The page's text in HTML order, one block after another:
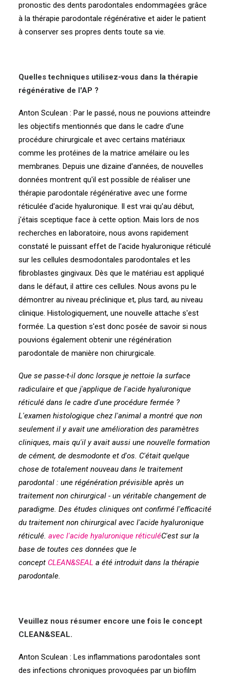
pronostic des dents parodontales endommagées grâce
à la thérapie parodontale régénérative et aider le patient
à conserver ses propres dents toute sa vie.
Quelles techniques utilisez-vous dans la thérapie
régénérative de l'AP ?
Anton Sculean : Par le passé, nous ne pouvions atteindre
les objectifs mentionnés que dans le cadre d'une
procédure chirurgicale et avec certains matériaux
comme les protéines de la matrice amélaire ou les
membranes. Depuis une dizaine d'années, de nouvelles
données montrent qu'il est possible de réaliser une
thérapie parodontale régénérative avec une forme
réticulée d'acide hyaluronique. Il est vrai qu'au début,
j'étais sceptique face à cette option. Mais lors de nos
recherches en laboratoire, nous avons rapidement
constaté le puissant effet de l'acide hyaluronique réticulé
sur les cellules desmodontales parodontales et les
fibroblastes gingivaux. Dès que le matériau est appliqué
dans le défaut, il attire ces cellules. Nous avons pu le
démontrer au niveau préclinique et, plus tard, au niveau
clinique. Histologiquement, une nouvelle attache s'est
formée. La question s'est donc posée de savoir si nous
pouvions également obtenir une régénération
parodontale de manière non chirurgicale.
Que se passe-t-il donc lorsque je nettoie la surface
radiculaire et que j'applique de l'acide hyaluronique
réticulé dans le cadre d'une procédure fermée ?
L'examen histologique chez l'animal a montré que non
seulement il y avait une amélioration des paramètres
cliniques, mais qu'il y avait aussi une nouvelle formation
de cément, de desmodonte et d'os. C'était quelque
chose de totalement nouveau dans le traitement
parodontal : une régénération prévisible après un
traitement non chirurgical - un véritable changement de
paradigme. Des études cliniques ont confirmé l'efficacité
du traitement non chirurgical avec l'acide hyaluronique
réticulé. avec l'acide hyaluronique réticuléC'est sur la
base de toutes ces données que le
concept CLEAN&SEAL a été introduit dans la thérapie
parodontale.
Veuillez nous résumer encore une fois le concept
CLEAN&SEAL.
Anton Sculean : Les inflammations parodontales sont
des infections chroniques provoquées par un biofilm